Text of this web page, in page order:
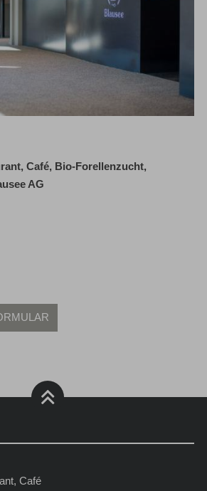
Café, Bio-Forellenzucht,
AG
Café